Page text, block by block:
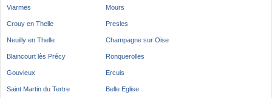
Viarmes Mours
Crouy en Thelle Presles
Neuilly en Thelle Champagne sur Oise
Blaincourt lès Précy Ronquerolles
Gouvieux Ercuis
Saint Martin du Tertre Belle Eglise